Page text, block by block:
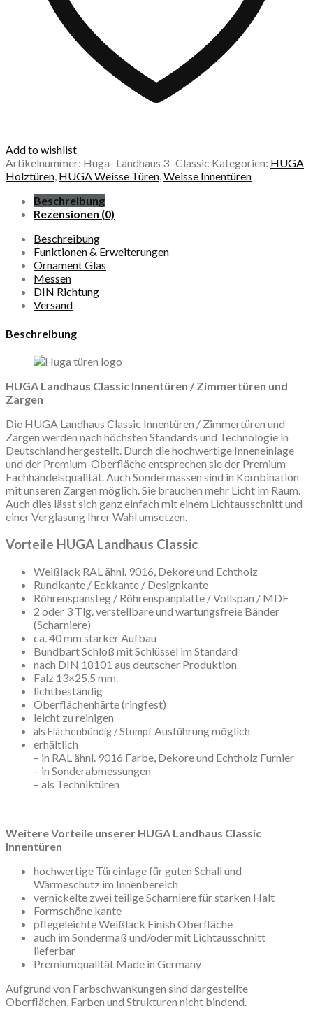
Add to wishlist
Artikelnummer: Huga- Landhaus 3 -Classic Kategorien: HUGA
Holztüren, HUGA Weisse Türen,Weisse Innentüren
Beschreibung
Rezensionen (0)
Beschreibung
Funktionen & Erweiterungen
Ornament Glas
Messen
DIN Richtung
Versand
Beschreibung
HUGA Landhaus Classic Innentüren / Zimmertüren und
Zargen
Die HUGA Landhaus Classic Innentüren / Zimmertüren und
Zargen werden nach höchsten Standards und Technologie in
Deutschland hergestellt. Durch die hochwertige Inneneinlage
und der Premium-Oberfläche entsprechen sie der Premium-
Fachhandelsqualität. Auch Sondermassen sind in Kombination
mit unseren Zargen möglich. Sie brauchen mehr Licht im Raum.
Auch dies lässt sich ganz einfach mit einem Lichtausschnitt und
einer Verglasung Ihrer Wahl umsetzen.
Vorteile HUGA Landhaus Classic
Weißlack RAL ähnl. 9016, Dekore und Echtholz
Rundkante / Eckkante / Designkante
Röhrenspansteg / Röhrenspanplatte / Vollspan / MDF
2 oder 3 Tlg. verstellbare und wartungsfreie Bänder
(Scharniere)
ca. 40 mm starker Aufbau
Bundbart Schloß mit Schlüssel im Standard
nach DIN 18101 aus deutscher Produktion
Falz 13×25,5 mm.
lichtbeständig
Oberflächenhärte (ringfest)
leicht zu reinigen
als Flächenbündig / StumpfAusführung möglich
erhältlich
– in RAL ähnl. 9016 Farbe, Dekore und Echtholz Furnier
– in Sonderabmessungen
– als Techniktüren
Weitere Vorteile unserer HUGA Landhaus Classic
Innentüren
hochwertige Türeinlage für guten Schall und
Wärmeschutz im Innenbereich
vernickelte zwei teilige Scharniere für starken Halt
Formschöne kante
pflegeleichte Weißlack Finish Oberfläche
auch im Sondermaß und/oder mit Lichtausschnitt
lieferbar
Premiumqualität Made in Germany
Aufgrund von Farbschwankungen sind dargestellte
Oberflächen, Farben und Strukturen nicht bindend.